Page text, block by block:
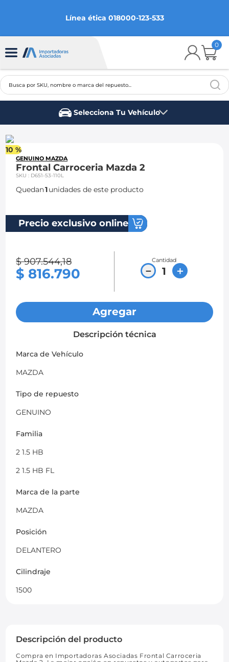
Línea ética 018000-123-533
0
Busca por SKU, nombre o marca del repuesto...
Selecciona Tu Vehículo
10 %
GENUINO MAZDA
Frontal Carroceria Mazda 2
SKU: D651-53-110L
Quedan1unidades de este producto
Precio exclusivo online
$ 907.544,18
$ 816.790
Cantidad
＋
－
Agregar
Descripción técnica
Marca de Vehículo
MAZDA
Tipo de repuesto
GENUINO
Familia
2 1.5 HB
2 1.5 HB FL
Marca de la parte
MAZDA
Posición
DELANTERO
Cilindraje
1500
Descripción del producto
Compra en Importadoras Asociadas Frontal Carroceria
2
3.
spark gt
ford fiesta
optra
sail
mazda 2
10. chevrolet sail